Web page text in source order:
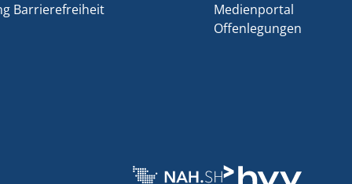
Barrierefreiheit
Medienportal
Offenlegungen